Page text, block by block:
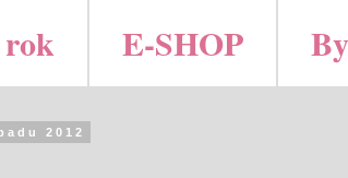
rok E-SHOP
2012